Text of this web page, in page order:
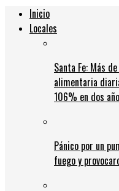
Inicio
Locales
Santa Fe: Más
alimentaria
106% en dos
Pánico por un
fuego y